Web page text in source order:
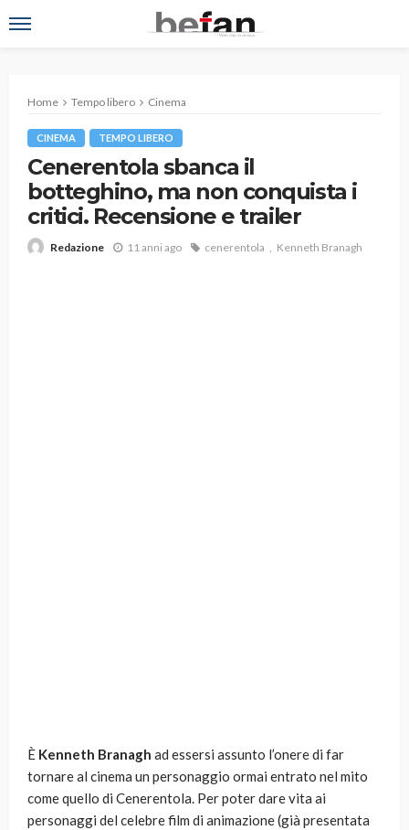
Home Tempo libero Cinema
CINEMA TEMPO LIBERO
Cenerentola sbanca il
botteghino, ma non conquista i
critici. Recensione e trailer
Redazione 11 anni ago cenerentola Kenneth Branagh
È Kenneth Branagh ad essersi assunto l’onere di far
tornare al cinema un personaggio ormai entrato nel mito
come quello di Cenerentola. Per poter dare vita ai
personaggi del celebre film di animazione (già presentata